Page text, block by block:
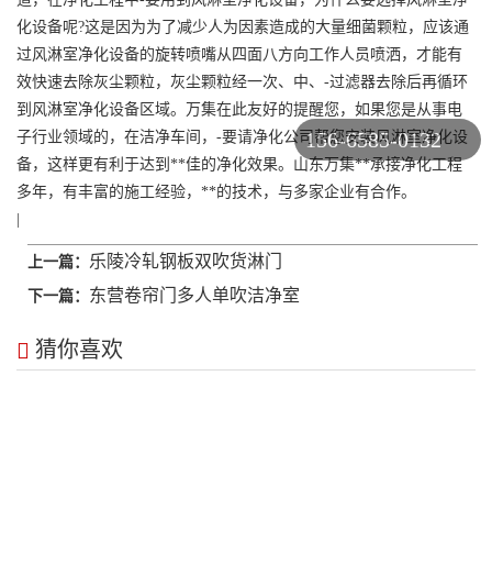
化设备呢?这是因为为了减少人为因素造成的大量细菌颗粒，应该通
过风淋室净化设备的旋转喷嘴从四面八方向工作人员喷洒，才能有
效快速去除灰尘颗粒，灰尘颗粒经一次、中、-过滤器去除后再循环
到风淋室净化设备区域。万集在此友好的提醒您，如果您是从事电
子行业领域的，在洁净车间，-要请净化公司帮您安装风淋室净化设
备，这样更有利于达到**佳的净化效果。山东万集**承接净化工程
多年，有丰富的施工经验，**的技术，与多家企业有合作。
上一篇： 乐陵冷轧钢板双吹货淋门
下一篇： 东营卷帘门多人单吹洁净室
猜你喜欢
156-6585-0132